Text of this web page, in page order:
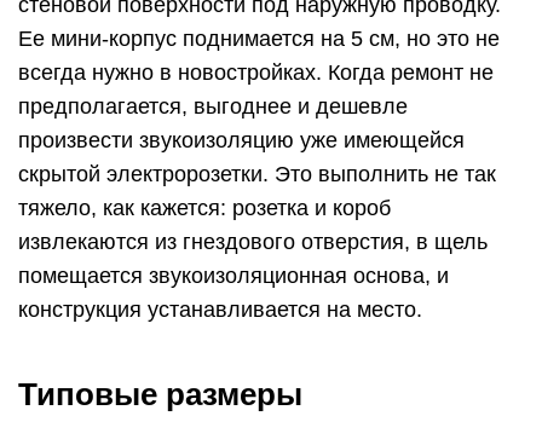
стеновой поверхности под наружную проводку.
Ее мини-корпус поднимается на 5 см, но это не
всегда нужно в новостройках. Когда ремонт не
предполагается, выгоднее и дешевле
произвести звукоизоляцию уже имеющейся
скрытой электророзетки. Это выполнить не так
тяжело, как кажется: розетка и короб
извлекаются из гнездового отверстия, в щель
помещается звукоизоляционная основа, и
конструкция устанавливается на место.
Типовые размеры